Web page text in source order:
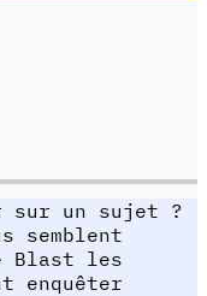
sur un sujet ?
semblent
Blast les
enquêter